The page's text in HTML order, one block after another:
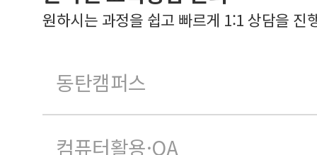
원하시는 과정을 쉽고 빠르게 1:1 상담을 진